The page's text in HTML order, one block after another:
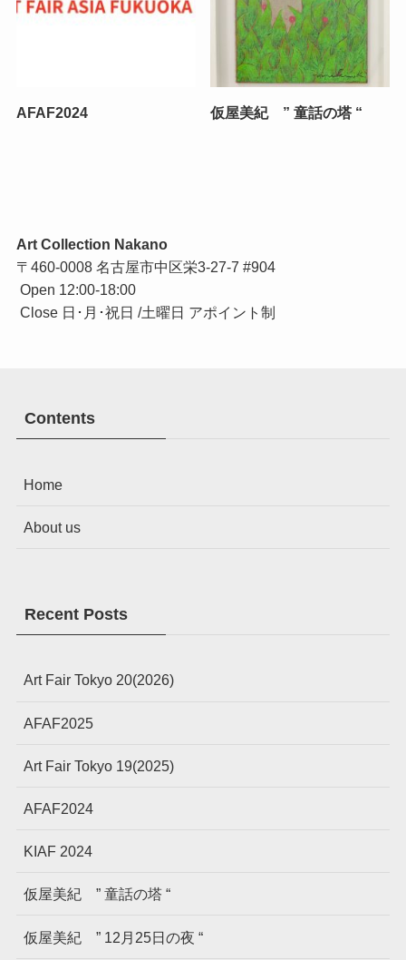
AFAF2024 仮屋美紀 ” 童話の塔 “
Art Collection Nakano
〒460-0008 名古屋市中区栄3-27-7 #904
Open 12:00-18:00
Close 日･月･祝日 /土曜日 アポイント制
Contents
Home
About us
Recent Posts
Art Fair Tokyo 20(2026)
AFAF2025
Art Fair Tokyo 19(2025)
AFAF2024
KIAF 2024
仮屋美紀 ” 童話の塔 “
仮屋美紀 ” 12月25日の夜 “